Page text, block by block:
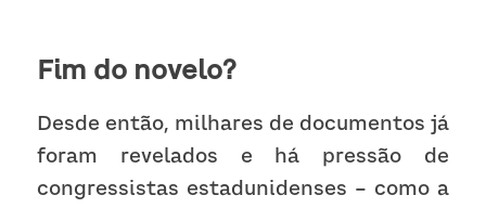
Fim do novelo?
Desde então, milhares de documentos já
foram revelados e há pressão de
congressistas estadunidenses – como a